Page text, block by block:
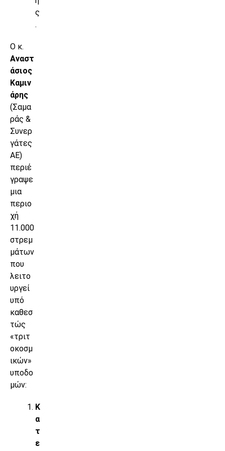
ς
.
Ο κ.
Αναστ
άσιος
Καμιν
άρης
(Σαμα
ράς &
Συνερ
γάτες
ΑΕ)
περιέ
γραψε
μια
περιο
χή
11.000
στρεμ
μάτων
που
λειτο
υργεί
υπό
καθεσ
τώς
«τριτ
οκοσμ
ικών»
υποδο
μών:
Κ
α
τ
ε